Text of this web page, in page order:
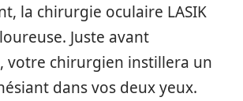
la chirurgie oculaire LASIK
Juste avant
votre chirurgien instillera un
dans vos deux yeux.